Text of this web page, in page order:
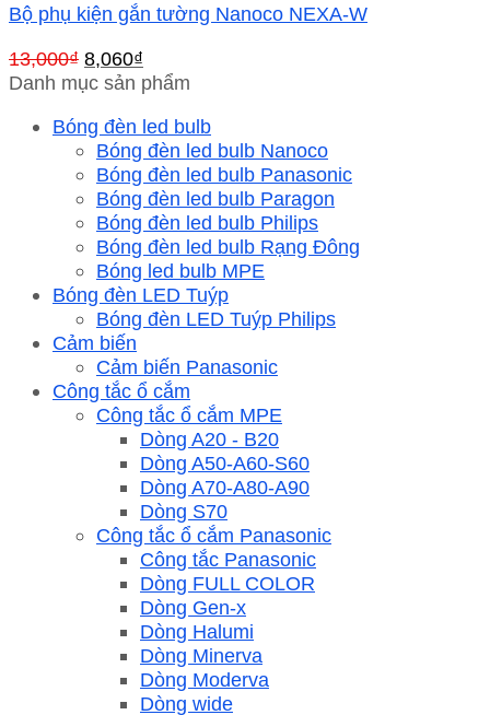
Bộ phụ kiện gắn tường Nanoco NEXA-W
13,000₫ Giá
gốc
13,000₫.
8,060₫
hiện
là:
8,060₫.
Danh mục sản phẩm
Bóng đèn led bulb
Bóng đèn led bulb Nanoco
Bóng đèn led bulb Panasonic
Bóng đèn led bulb Paragon
Bóng đèn led bulb Philips
Bóng đèn led bulb Rạng Đông
Bóng led bulb MPE
Bóng đèn LED Tuýp
Bóng đèn LED Tuýp Philips
Cảm biến
Cảm biến Panasonic
Công tắc ổ cắm
Công tắc ổ cắm MPE
Dòng A20 - B20
Dòng A50-A60-S60
Dòng A70-A80-A90
Dòng S70
Công tắc ổ cắm Panasonic
Công tắc Panasonic
Dòng FULL COLOR
Dòng Gen-x
Dòng Halumi
Dòng Minerva
Dòng Moderva
Dòng wide